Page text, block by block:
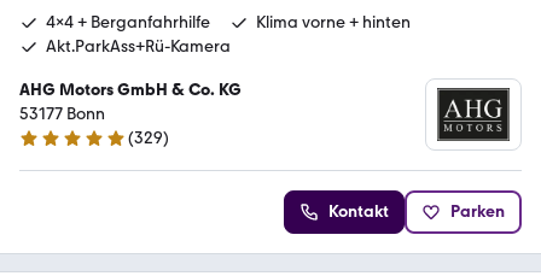
4x4 + Berganfahrhilfe
Klima vorne + hinten
Akt.ParkAss+Rü-Kamera
AHG Motors GmbH & Co. KG
53177 Bonn
4.8 Sterne
(329)
Kontakt Parken